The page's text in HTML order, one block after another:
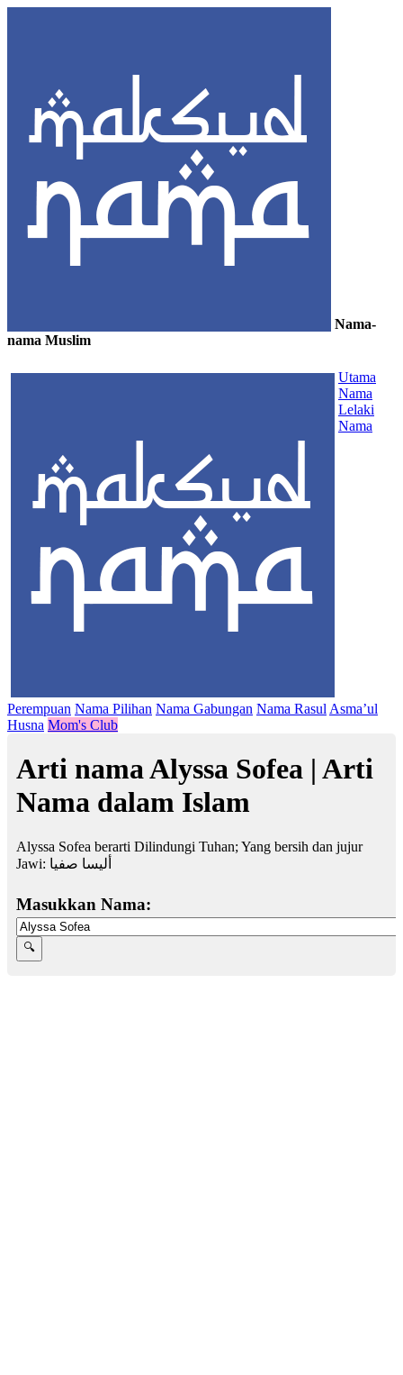
Nama-
nama Muslim
Utama
Nama
Lelaki
Nama
Perempuan Nama Pilihan Nama Gabungan Nama Rasul Asma’ul
Husna Mom's Club
Arti nama Alyssa Sofea | Arti
Nama dalam Islam
Alyssa Sofea berarti Dilindungi Tuhan; Yang bersih dan jujur
Jawi: أليسا صفيا
Masukkan Nama: